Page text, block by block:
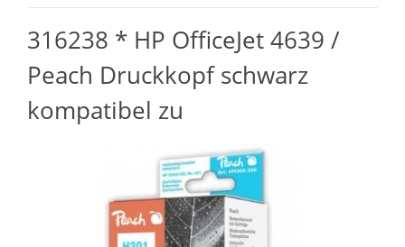
316238 * HP OfficeJet 4639 /
Peach Druckkopf schwarz
kompatibel zu